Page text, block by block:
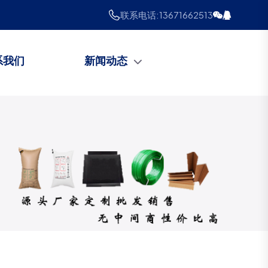
联系电话:13671662513
们 新闻动态